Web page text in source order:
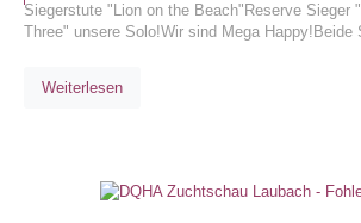
Siegerstute "Lion on the Beach"Reserve Sieger
Three" unsere Solo!Wir sind Mega Happy!Beide
Weiterlesen